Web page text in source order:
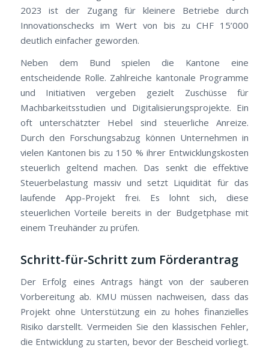
2023 ist der Zugang für kleinere Betriebe durch
Innovationschecks im Wert von bis zu CHF 15’000
deutlich einfacher geworden.
Neben dem Bund spielen die Kantone eine
entscheidende Rolle. Zahlreiche kantonale Programme
und Initiativen vergeben gezielt Zuschüsse für
Machbarkeitsstudien und Digitalisierungsprojekte. Ein
oft unterschätzter Hebel sind steuerliche Anreize.
Durch den Forschungsabzug können Unternehmen in
vielen Kantonen bis zu 150 % ihrer Entwicklungskosten
steuerlich geltend machen. Das senkt die effektive
Steuerbelastung massiv und setzt Liquidität für das
laufende App-Projekt frei. Es lohnt sich, diese
steuerlichen Vorteile bereits in der Budgetphase mit
einem Treuhänder zu prüfen.
Schritt-für-Schritt zum Förderantrag
Der Erfolg eines Antrags hängt von der sauberen
Vorbereitung ab. KMU müssen nachweisen, dass das
Projekt ohne Unterstützung ein zu hohes finanzielles
Risiko darstellt. Vermeiden Sie den klassischen Fehler,
die Entwicklung zu starten, bevor der Bescheid vorliegt.